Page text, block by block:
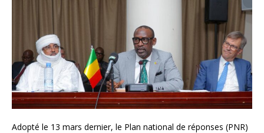
Adopté le 13 mars dernier, le Plan national de réponses (PNR)